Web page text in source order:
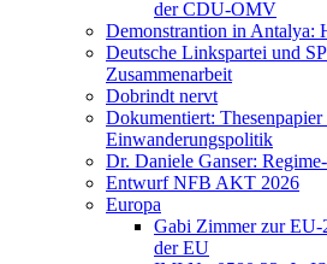
der CDU-OMV
Demonstrantion in Antalya:
Deutsche Linkspartei und
Zusammenarbeit
Dobrindt nervt
Dokumentiert:
Einwanderungspolitik
Dr. Daniele Ganser:
Entwurf NFB AKT 2026
Europa
Gabi Zimmer zur EU-
der EU